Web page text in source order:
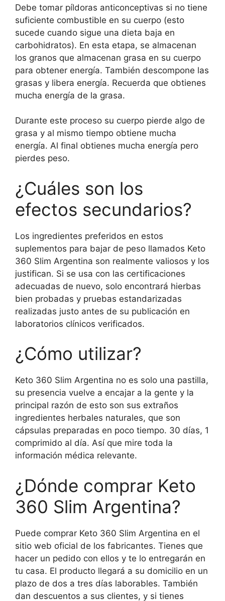
Debe tomar píldoras anticonceptivas si no tiene
suficiente combustible en su cuerpo (esto
sucede cuando sigue una dieta baja en
carbohidratos). En esta etapa, se almacenan
los granos que almacenan grasa en su cuerpo
para obtener energía. También descompone las
grasas y libera energía. Recuerda que obtienes
mucha energía de la grasa.
Durante este proceso su cuerpo pierde algo de
grasa y al mismo tiempo obtiene mucha
energía. Al final obtienes mucha energía pero
pierdes peso.
¿Cuáles son los
efectos secundarios?
Los ingredientes preferidos en estos
suplementos para bajar de peso llamados Keto
360 Slim Argentina son realmente valiosos y los
justifican. Si se usa con las certificaciones
adecuadas de nuevo, solo encontrará hierbas
bien probadas y pruebas estandarizadas
realizadas justo antes de su publicación en
laboratorios clínicos verificados.
¿Cómo utilizar?
Keto 360 Slim Argentina no es solo una pastilla,
su presencia vuelve a encajar a la gente y la
principal razón de esto son sus extraños
ingredientes herbales naturales, que son
cápsulas preparadas en poco tiempo. 30 días, 1
comprimido al día. Así que mire toda la
información médica relevante.
¿Dónde comprar Keto
360 Slim Argentina?
Puede comprar Keto 360 Slim Argentina en el
sitio web oficial de los fabricantes. Tienes que
hacer un pedido con ellos y te lo entregarán en
tu casa. El producto llegará a su domicilio en un
plazo de dos a tres días laborables. También
dan descuentos a sus clientes, y si tienes